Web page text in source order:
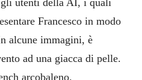
Francesco in modo
alcune immagini, è
ad una giacca di pelle.
arcobaleno.